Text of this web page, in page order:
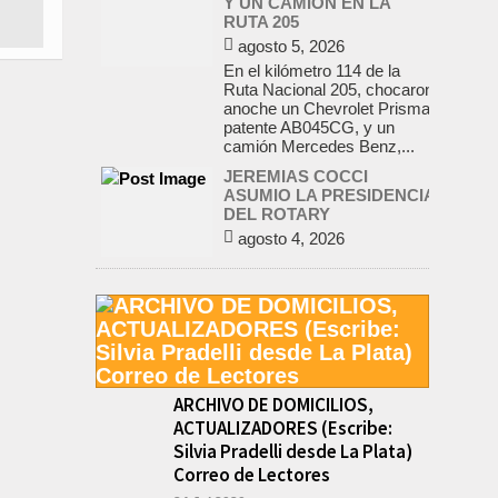
anoche un Chevrolet Prisma,
patente AB045CG, y un
camión Mercedes Benz,...
JEREMIAS COCCI
ASUMIO LA PRESIDENCIA
DEL ROTARY
agosto 4, 2026
Yrigoyen colmado, asumió la
presidencia del Rotary Club
de Lobos Jeremías Cocci,
para el...
LA RENDICION 2024 DEL
LOBOS APROBADA POR
EL TRIBUNAL DE
CUENTAS BONAERENSE
agosto 3, 2026
El Tribunal de Cuentas de la
Provincia de Buenos Aires
aprobó formalmente la
rendición de cuentas
correspondiente al Ejercicio
2024,...
ARCHIVO DE DOMICILIOS,
ACTUALIZADORES (Escribe:
Silvia Pradelli desde La Plata)
Correo de Lectores